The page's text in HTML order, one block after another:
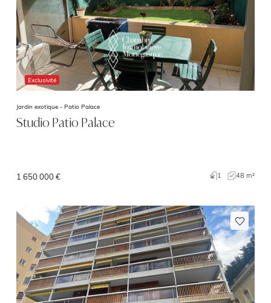
Exclusivité
Jardin exotique - Patio Palace
Studio Patio Palace
1 650 000 € 1 48 m²